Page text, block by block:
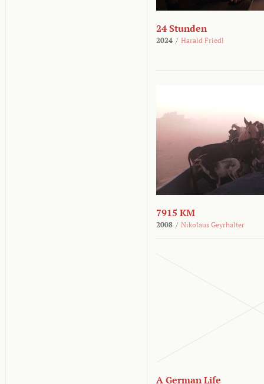
24 Stunden
2024 / Harald Friedl
7915 KM
2008 / Nikolaus Geyrhalter
A German Life